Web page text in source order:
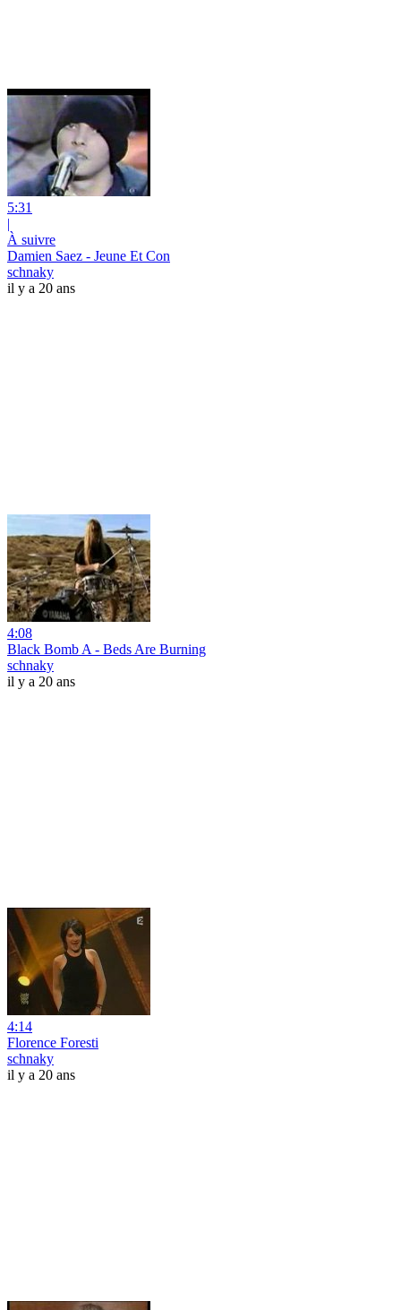
5:31
|
À suivre
Damien Saez - Jeune Et Con
schnaky
il y a 20 ans
4:08
Black Bomb A - Beds Are Burning
schnaky
il y a 20 ans
4:14
Florence Foresti
schnaky
il y a 20 ans